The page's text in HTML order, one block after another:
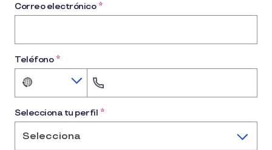
Correo electrónico *
Teléfono *
No
selected
Selecciona tu perfil *
Selecciona